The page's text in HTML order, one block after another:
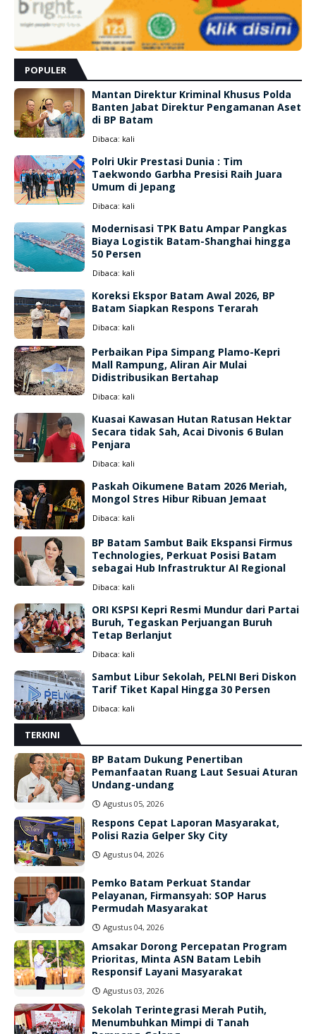
POPULER
Mantan Direktur Kriminal Khusus Polda
Banten Jabat Direktur Pengamanan Aset
di BP Batam
Dibaca: kali
Polri Ukir Prestasi Dunia : Tim
Taekwondo Garbha Presisi Raih Juara
Umum di Jepang
Dibaca: kali
Modernisasi TPK Batu Ampar Pangkas
Biaya Logistik Batam-Shanghai hingga
50 Persen
Dibaca: kali
Koreksi Ekspor Batam Awal 2026, BP
Batam Siapkan Respons Terarah
Dibaca: kali
Perbaikan Pipa Simpang Plamo-Kepri
Mall Rampung, Aliran Air Mulai
Didistribusikan Bertahap
Dibaca: kali
Kuasai Kawasan Hutan Ratusan Hektar
Secara tidak Sah, Acai Divonis 6 Bulan
Penjara
Dibaca: kali
Paskah Oikumene Batam 2026 Meriah,
Mongol Stres Hibur Ribuan Jemaat
Dibaca: kali
BP Batam Sambut Baik Ekspansi Firmus
Technologies, Perkuat Posisi Batam
sebagai Hub Infrastruktur AI Regional
Dibaca: kali
ORI KSPSI Kepri Resmi Mundur dari Partai
Buruh, Tegaskan Perjuangan Buruh
Tetap Berlanjut
Dibaca: kali
Sambut Libur Sekolah, PELNI Beri Diskon
Tarif Tiket Kapal Hingga 30 Persen
Dibaca: kali
TERKINI
BP Batam Dukung Penertiban
Pemanfaatan Ruang Laut Sesuai Aturan
Undang-undang
Agustus 05, 2026
Respons Cepat Laporan Masyarakat,
Polisi Razia Gelper Sky City
Agustus 04, 2026
Pemko Batam Perkuat Standar
Pelayanan, Firmansyah: SOP Harus
Permudah Masyarakat
Agustus 04, 2026
Amsakar Dorong Percepatan Program
Prioritas, Minta ASN Batam Lebih
Responsif Layani Masyarakat
Agustus 03, 2026
Sekolah Terintegrasi Merah Putih,
Menumbuhkan Mimpi di Tanah